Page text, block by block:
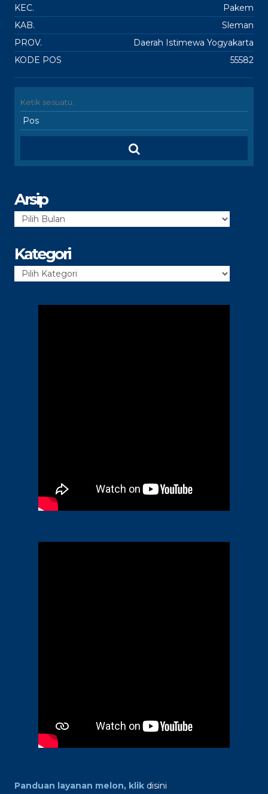
KEC.
Pakem
KAB.
Sleman
PROV.
Daerah Istimewa Yogyakarta
KODE POS
55582
Arsip
Arsip
Kategori
Kategori
Panduan layanan melon, klik disini